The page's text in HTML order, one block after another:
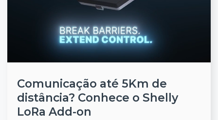
Comunicação até 5Km de
distância? Conhece o Shelly
LoRa Add-on